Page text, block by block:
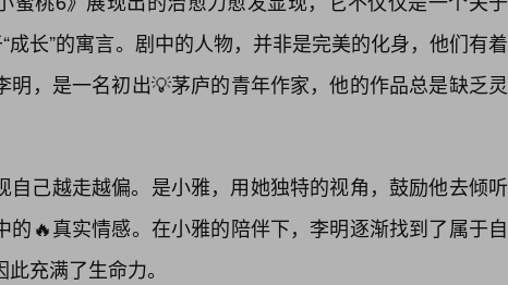
成长”的寓言。剧中的人物，并非是完美的化身，他们有着
明，是一名初出💡茅庐的青年作家，他的作品总是缺乏灵
自己越走越偏。是小雅，用她独特的视角，鼓励他去倾听
的🔥真实情感。在小雅的陪伴下，李明逐渐找到了属于自
充满了生命力。